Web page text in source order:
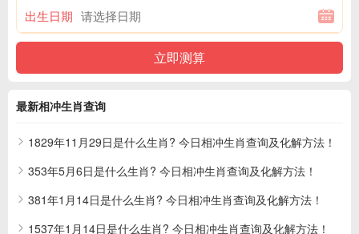
出生日期
最新相冲生肖查询
1829年11月29日是什么生肖? 今日相冲生肖查询及化解方法！
353年5月6日是什么生肖? 今日相冲生肖查询及化解方法！
381年1月14日是什么生肖? 今日相冲生肖查询及化解方法！
1537年1月14日是什么生肖? 今日相冲生肖查询及化解方法！